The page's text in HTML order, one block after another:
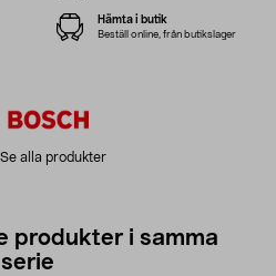
Se alla produkter
Hämta i butik
Beställ online, från butikslager
produkter i samma
serie